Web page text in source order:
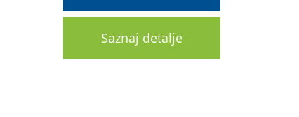
Saznaj detalje